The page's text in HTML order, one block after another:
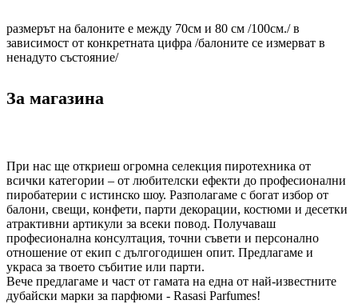
размерът на балоните е между 70см и 80 см /100см./ в
зависимост от конкретната цифра /балоните се измерват в
ненадуто състояние/
За магазина
При нас ще откриеш огромна селекция пиротехника от
всички категории – от любителски ефекти до професионални
пиробатерии с истинско шоу. Разполагаме с богат избор от
балони, свещи, конфети, парти декорации, костюми и десетки
атрактивни артикули за всеки повод. Получаваш
професионална консултация, точни съвети и персонално
отношение от екип с дългогодишен опит. Предлагаме и
украса за твоето събитие или парти.
Вече предлагаме и част от гамата на една от най-известните
дубайски марки за парфюми - Rasasi Parfumes!